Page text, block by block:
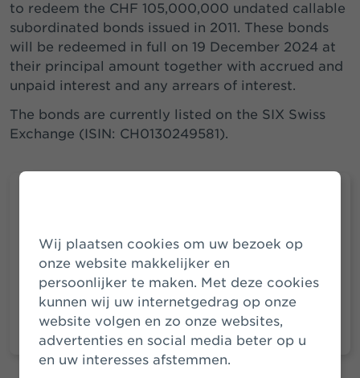
Wij plaatsen cookies om uw bezoek op
onze website makkelijker en
persoonlijker te maken. Met deze cookies
kunnen wij uw internetgedrag op onze
website volgen en zo onze websites,
advertenties en social media beter op u
en uw interesses afstemmen.
to redeem the CHF 105,000,000 undated callable
subordinated bonds issued in 2011. These bonds
will be redeemed in full on 19 December 2024 at
their principal amount together with accrued and
unpaid interest and any arrears of interest.
The bonds are currently listed on the SIX Swiss
Exchange (ISIN: CH0130249581).
Media & Investor Relations
M:+31 (0)6 83 71 38 89
E:robert.terweijden@athora.nl